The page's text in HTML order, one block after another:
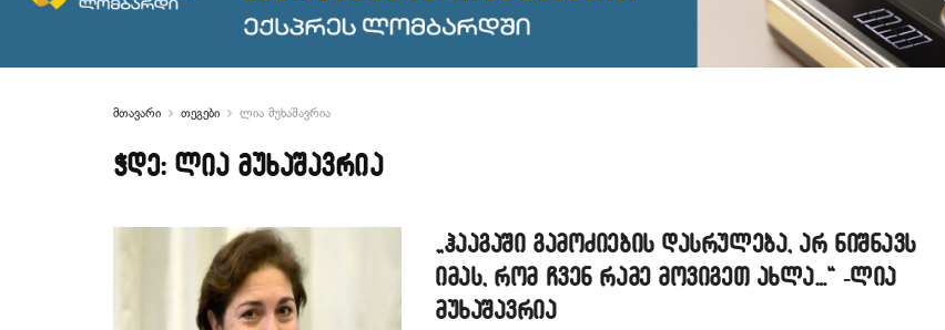
მთავარი თეგები ლია მუხაშავრია
ჭდე: ლია მუხაშავრია
„ჰააგაში გამოძიების დასრულება, არ ნიშნავს
იმას, რომ ჩვენ რამე მოვიგეთ ახლა…“ -ლია
მუხაშავრია